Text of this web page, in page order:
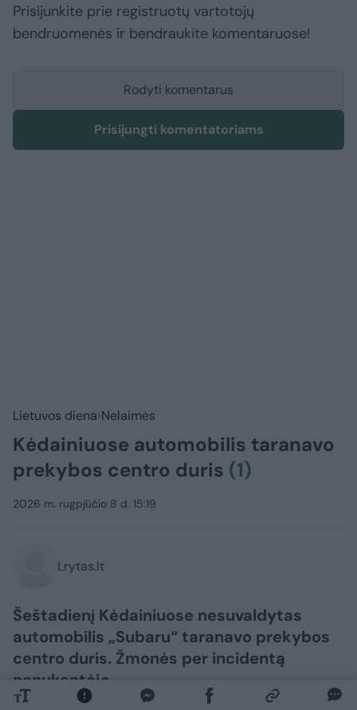
Prisijunkite prie registruotų vartotojų
bendruomenės ir bendraukite komentaruose!
Rodyti komentarus
Prisijungti komentatoriams
Lietuvos diena Nelaimės
Kėdainiuose automobilis taranavo
prekybos centro duris (1)
2026 m. rugpjūčio 8 d. 15:19
Lrytas.lt
Šeštadienį Kėdainiuose nesuvaldytas
automobilis „Subaru“ taranavo prekybos
centro duris. Žmonės per incidentą
nenukentėjo.